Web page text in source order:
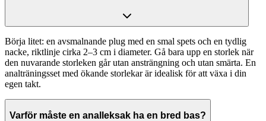
Börja litet: en avsmalnande plug med en smal spets och en tydlig
nacke, riktlinje cirka 2–3 cm i diameter. Gå bara upp en storlek när
den nuvarande storleken går utan ansträngning och utan smärta. En
analträningsset med ökande storlekar är idealisk för att växa i din
egen takt.
Varför måste en analleksak ha en bred bas?